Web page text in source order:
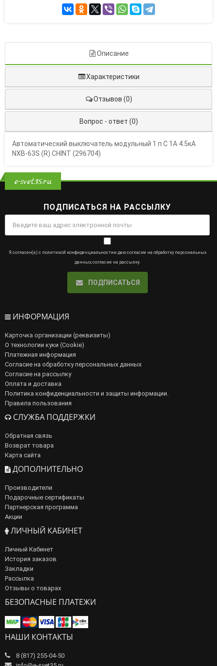
Описание
Характеристики
Отзывов (0)
Вопрос - ответ (0)
Автоматический выключатель модульный 1 п C 1А 4.5кА
NXB-63S (R) CHINT (296704)
e-svet35.ru
ПОДПИСАТЬСЯ НА РАССЫЛКУ
Я согласен(а) с политикой конфиденциальности и даю согласие на обработку персональных
данных, согласие на рассылку.
ПОДПИСАТЬСЯ
ИНФОРМАЦИЯ
Карточка организации (реквизиты)
О технологии куки (Cookie)
Платежная информация
Согласие на обработку персональных данных
Согласие на рассылку
Оплата и доставка
Политика конфиденциальности и защиты информации.
Правила пользования
СЛУЖБА ПОДДЕРЖКИ
Обратная связь
Возврат товара
Карта сайта
ДОПОЛНИТЕЛЬНО
Производители
Подарочные сертификаты
Партнерская программа
Акции
ЛИЧНЫЙ КАБИНЕТ
Личный Кабинет
История заказов
Закладки
Рассылка
Отзывы о товарах
БЕЗОПАСНЫЕ ПЛАТЕЖИ
НАШИ КОНТАКТЫ
8 (817) 255-04-50